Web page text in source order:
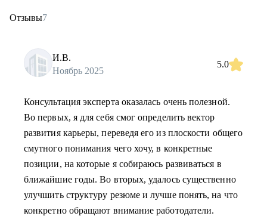
Отзывы7
И.В.
Ноябрь 2025
5.0
Консультация эксперта оказалась очень полезной.
Во первых, я для себя смог определить вектор
развития карьеры, переведя его из плоскости общего
смутного понимания чего хочу, в конкретные
позиции, на которые я собираюсь развиваться в
ближайшие годы. Во вторых, удалось существенно
улучшить структуру резюме и лучше понять, на что
конкретно обращают внимание работодатели.